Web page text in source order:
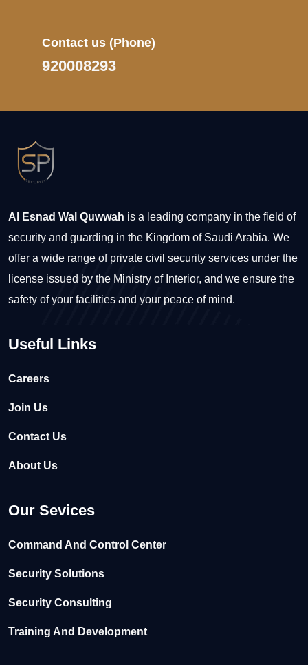
Contact us (Phone)
920008293
Al Esnad Wal Quwwah is a leading company in the field of
security and guarding in the Kingdom of Saudi Arabia. We
offer a wide range of private civil security services under the
license issued by the Ministry of Interior, and we ensure the
safety of your facilities and your peace of mind.
Useful Links
Careers
Join Us
Contact Us
About Us
Our Sevices
Command And Control Center
Security Solutions
Security Consulting
Training And Development